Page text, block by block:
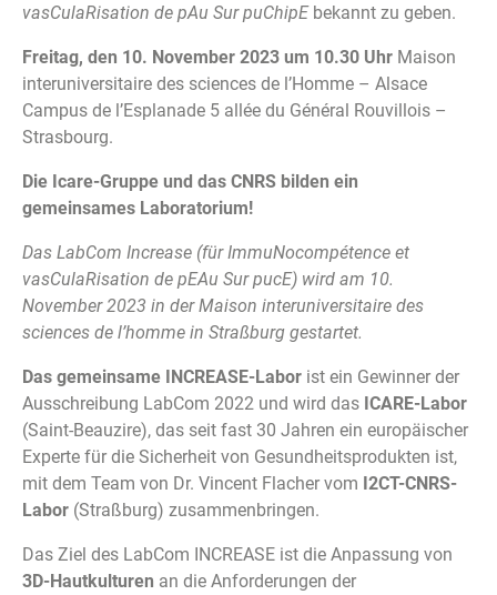
vasCulaRisation de pAu Sur puChipEbekannt zu geben.
Freitag, den 10. November 2023 um 10.30 Uhr Maison
interuniversitaire des sciences de l’Homme – Alsace
Campus de l’Esplanade 5 allée du Général Rouvillois –
Strasbourg.
Die Icare-Gruppe und das CNRS bilden ein
gemeinsames Laboratorium!
Das LabCom Increase (für ImmuNocompétence et
vasCulaRisation de pEAu Sur pucE) wird am 10.
November 2023 in der Maison interuniversitaire des
sciences de l’homme in Straßburg gestartet.
Das gemeinsame INCREASE-Labor ist ein Gewinner der
Ausschreibung LabCom 2022 und wird das ICARE-Labor
(Saint-Beauzire), das seit fast 30 Jahren ein europäischer
Experte für die Sicherheit von Gesundheitsprodukten ist,
mit dem Team von Dr. Vincent Flacher vom I2CT-CNRS-
Labor (Straßburg) zusammenbringen.
Das Ziel des LabCom INCREASE ist die Anpassung von
3D-Hautkulturen an die Anforderungen der